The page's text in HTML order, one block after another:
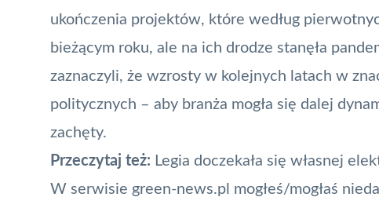
ukończenia projektów, które według
bieżącym roku, ale na ich drodze stanęła
zaznaczyli, że wzrosty w kolejnych latach w
politycznych – aby branża mogła się dalej
zachęty.
Przeczytaj też: Legia doczekała się własnej
W serwisie green-news.pl mogłeś/mogłaś